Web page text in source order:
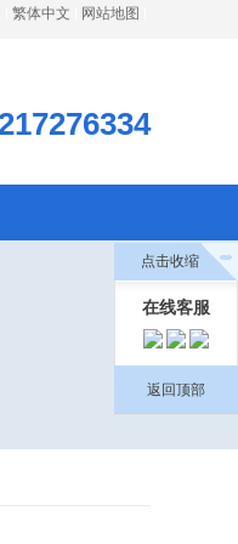
繁体中文 网站地图
点击收缩
在线客服
返回顶部